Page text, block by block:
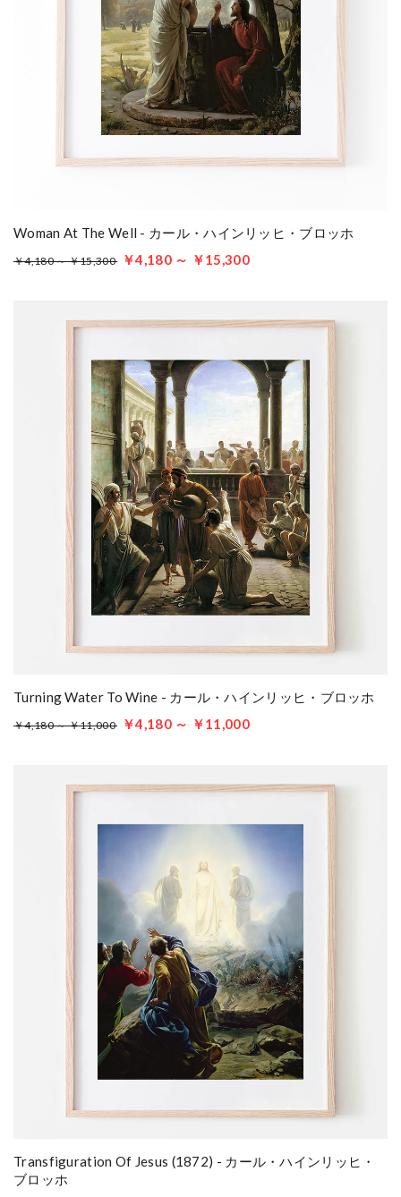
Woman At The Well - カール・ハインリッヒ・ブロッホ
￥4,180 ～ ￥15,300 ￥4,180 ～ ￥15,300
Turning Water To Wine - カール・ハインリッヒ・ブロッホ
￥4,180 ～ ￥11,000 ￥4,180 ～ ￥11,000
Transfiguration Of Jesus (1872) - カール・ハインリッヒ・
ブロッホ